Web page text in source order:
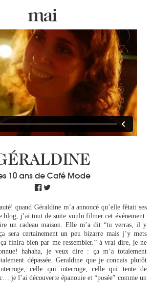
10 ans de Café Mode
quand Géraldine m’a annoncé qu’elle fêtait ses
blog, j’ai tout de suite voulu filmer cet événement.
un cadeau maison. Elle m’a dit “tu verras, il y
sera certainement un peu bizarre mais j’y mets
finira bien par me ressembler.” à vrai dire, je ne
hahaha, je veux dire : ça m’a totalement
dépassée. Geraldine que je connais plutôt
celle qui interroge, celle qui tente de
je l’ai découverte épanouie et “posée” comme un